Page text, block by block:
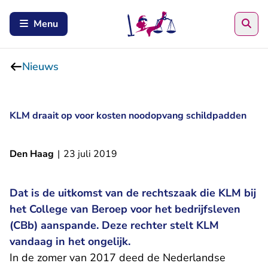
Menu
Nieuws
KLM draait op voor kosten noodopvang schildpadden
Den Haag | 23 juli 2019
Dat is de uitkomst van de rechtszaak die KLM bij
het College van Beroep voor het bedrijfsleven
(CBb) aanspande. Deze rechter stelt KLM
vandaag in het ongelijk.
In de zomer van 2017 deed de Nederlandse